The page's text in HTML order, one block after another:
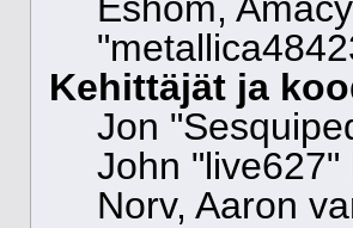
Eshom,
Kehittäjät ja
Jon
John
Norv, Aaron